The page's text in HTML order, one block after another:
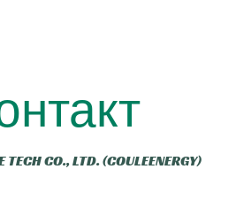
TECH CO., LTD. (COULEENERGY)